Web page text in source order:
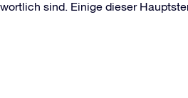
sind. Einige dieser